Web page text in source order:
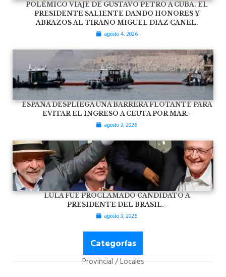
POLÉMICO VIAJE DE GUSTAVO PETRO A CUBA. EL
PRESIDENTE SALIENTE DANDO HONORES Y
ABRAZOS AL TIRANO MIGUEL DIAZ CANEL.
agosto 4, 2026
ESPAÑA DESPLIEGA UNA BARRERA FLOTANTE PARA
EVITAR EL INGRESO A CEUTA POR MAR.-
agosto 3, 2026
LULA FUE PROCLAMADO CANDIDATO A
PRESIDENTE DEL BRASIL.-
agosto 3, 2026
Categorías
Provincial / Locales